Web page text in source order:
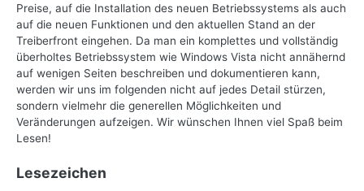
Preise, auf die Installation des neuen Betriebssystems als auch
auf die neuen Funktionen und den aktuellen Stand an der
Treiberfront eingehen. Da man ein komplettes und vollständig
überholtes Betriebssystem wie Windows Vista nicht annähernd
auf wenigen Seiten beschreiben und dokumentieren kann,
werden wir uns im folgenden nicht auf jedes Detail stürzen,
sondern vielmehr die generellen Möglichkeiten und
Veränderungen aufzeigen. Wir wünschen Ihnen viel Spaß beim
Lesen!
Lesezeichen